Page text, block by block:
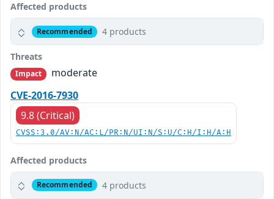
Affected products
Recommended 4 products
Threats
Impact
moderate
CVE-2016-7930
9.8 (Critical)
CVSS:3.0/AV:N/AC:L/PR:N/UI:N/S:U/C:H/I:H/A:H
Affected products
Recommended 4 products